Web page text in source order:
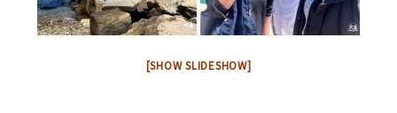
[SHOW SLIDESHOW]